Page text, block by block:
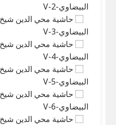
البيضاوي-V-2
حاشية محي الدين
البيضاوي-V-3
حاشية محي الدين
البيضاوي-V-4
حاشية محي الدين
البيضاوي-V-5
حاشية محي الدين
البيضاوي-V-6
حاشية محي الدين